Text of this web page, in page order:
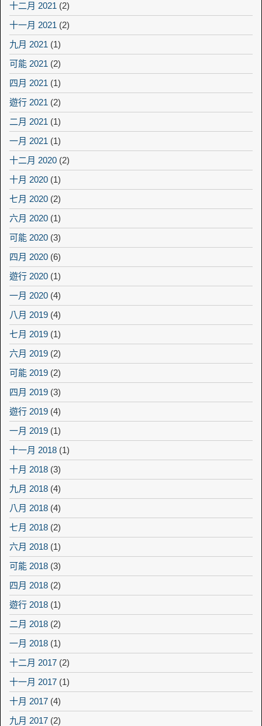
十二月 2021 (2)
十一月 2021 (2)
九月 2021 (1)
可能 2021 (2)
四月 2021 (1)
遊行 2021 (2)
二月 2021 (1)
一月 2021 (1)
十二月 2020 (2)
十月 2020 (1)
七月 2020 (2)
六月 2020 (1)
可能 2020 (3)
四月 2020 (6)
遊行 2020 (1)
一月 2020 (4)
八月 2019 (4)
七月 2019 (1)
六月 2019 (2)
可能 2019 (2)
四月 2019 (3)
遊行 2019 (4)
一月 2019 (1)
十一月 2018 (1)
十月 2018 (3)
九月 2018 (4)
八月 2018 (4)
七月 2018 (2)
六月 2018 (1)
可能 2018 (3)
四月 2018 (2)
遊行 2018 (1)
二月 2018 (2)
一月 2018 (1)
十二月 2017 (2)
十一月 2017 (1)
十月 2017 (4)
九月 2017 (2)